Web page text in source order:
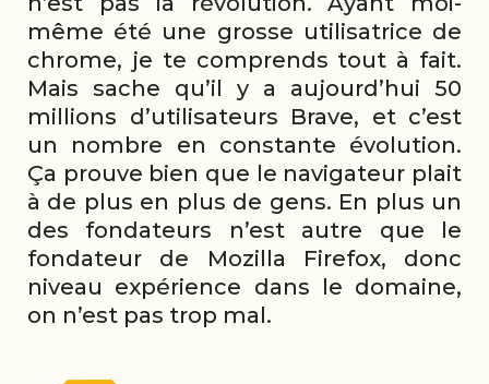
même été une grosse utilisatrice de
chrome, je te comprends tout à fait.
Mais sache qu’il y a aujourd’hui 50
millions d’utilisateurs Brave, et c’est
un nombre en constante évolution.
Ça prouve bien que le navigateur plait
à de plus en plus de gens. En plus un
des fondateurs n’est autre que le
fondateur de Mozilla Firefox, donc
niveau expérience dans le domaine,
on n’est pas trop mal.